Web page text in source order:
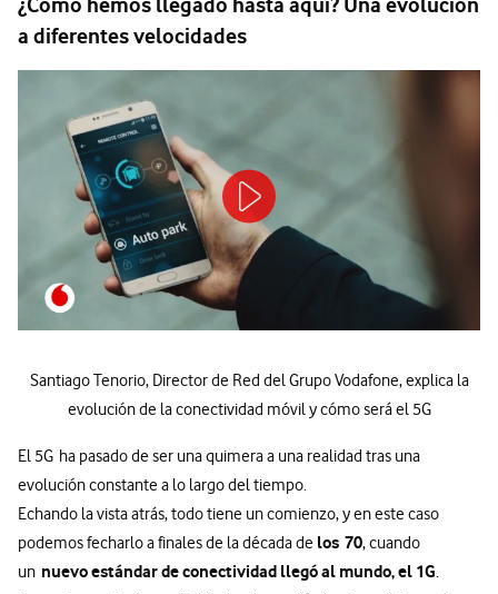
a diferentes velocidades
Santiago Tenorio, Director de Red del Grupo Vodafone, explica la
evolución de la conectividad móvil y cómo será el 5G
El 5G ha pasado de ser una quimera a una realidad tras una
evolución constante a lo largo del tiempo.
Echando la vista atrás, todo tiene un comienzo, y en este caso
podemos fecharlo a finales de la década de los 70, cuando
un nuevo estándar de conectividad llegó al mundo, el 1G.